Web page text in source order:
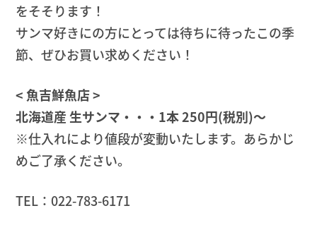
をそそります！
サンマ好きにの方にとっては待ちに待ったこの季
節、ぜひお買い求めください！
< 魚吉鮮魚店 >
北海道産 生サンマ・・・1本 250円(税別)〜
※仕入れにより値段が変動いたします。あらかじ
めご了承ください。
TEL：022-783-6171